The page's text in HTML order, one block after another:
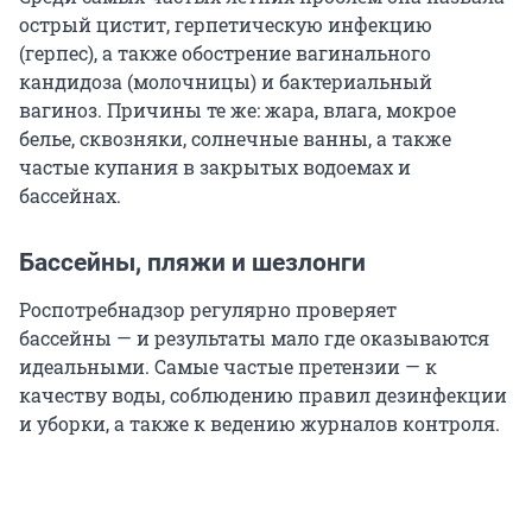
острый цистит, герпетическую инфекцию
(герпес), а также обострение вагинального
кандидоза (молочницы) и бактериальный
вагиноз. Причины те же: жара, влага, мокрое
белье, сквозняки, солнечные ванны, а также
частые купания в закрытых водоемах и
бассейнах.
Бассейны, пляжи и шезлонги
Роспотребнадзор регулярно проверяет
бассейны — и результаты мало где оказываются
идеальными. Самые частые претензии — к
качеству воды, соблюдению правил дезинфекции
и уборки, а также к ведению журналов контроля.